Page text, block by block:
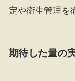
定や衛生管理を
期待した量の